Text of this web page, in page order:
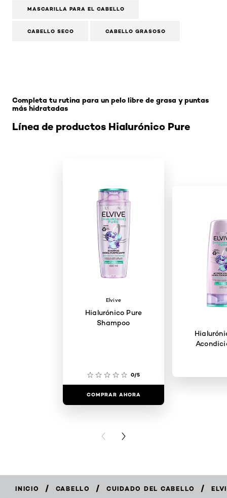
MASCARILLA PARA EL CABELLO
CABELLO SECO CABELLO GRASOSO
Línea de productos Hialurónico Pure
Completa tu rutina para un pelo libre de grasa y puntas
más hidratadas
Elvive
Hialurónico Pure
Shampoo
0/5
COMPRAR AHORA
PREVIOUS CARD
NEXT CARD
INICIO / CABELLO / CUIDADO DEL CABELLO /